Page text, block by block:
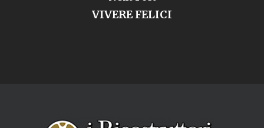
VIVERE FELICI